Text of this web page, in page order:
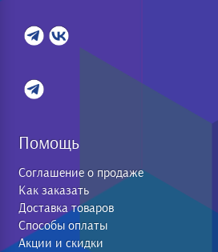
Помощь
Соглашение о продаже
Как заказать
Доставка товаров
Способы оплаты
Акции и скидки